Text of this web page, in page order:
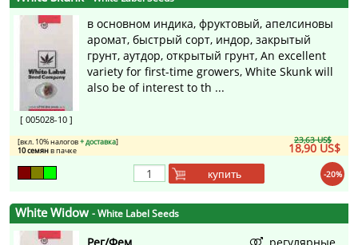
[ 005028-10 ]
в основном индика, фруктовый, апелсиновы
аромат, быстрый сорт, индор, закрытый
грунт, аутдор, открытый грунт, An excellent
variety for first-time growers, White Skunk will
also be of interest to th ...
23,63 US$
18,90 US$
[вкл. 10% налогов+ доставка]
10 семянв пачке
-20%
купить
White Widow - White Label Seeds